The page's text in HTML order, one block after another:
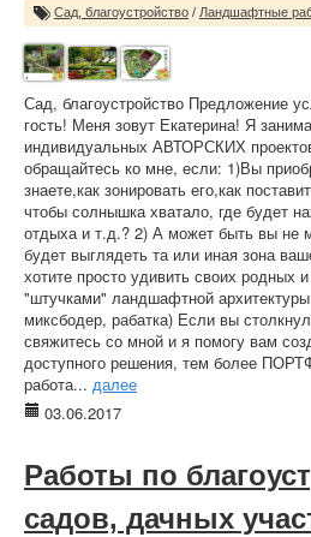
Сад, благоустройство / Ландшафтные
Сад, благоустройство Предложение
гость! Меня зовут Екатерина! Я
индивидуальных АВТОРСКИХ
обращайтесь ко мне, если: 1)Вы
знаете,как зонировать его,как
чтобы солнышка хватало, где будет
отдыха и т.д.? 2) А может быть вы не
будет выглядеть та или иная зона
хотите просто удивить своих родных
"штучками" ландшафтной
миксбодер, рабатка) Если вы
свяжитесь со мной и я помогу вам
доступного решения, тем более
работа... далее
03.06.2017
Работы по
садов, дачных